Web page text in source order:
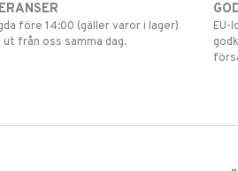
före 14:00 (gäller varor i lager)
från oss samma dag.
EU-